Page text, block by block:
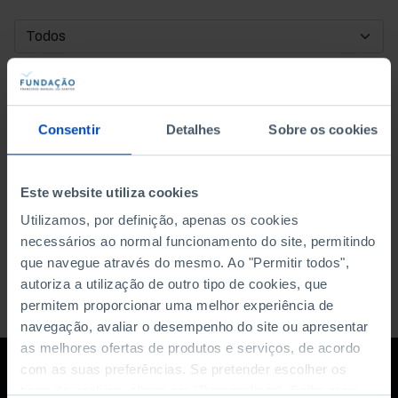
Consentir Detalhes Sobre os cookies
Este website utiliza cookies
Utilizamos, por definição, apenas os cookies
necessários ao normal funcionamento do site, permitindo
que navegue através do mesmo. Ao "Permitir todos",
autoriza a utilização de outro tipo de cookies, que
permitem proporcionar uma melhor experiência de
navegação, avaliar o desempenho do site ou apresentar
as melhores ofertas de produtos e serviços, de acordo
com as suas preferências. Se pretender escolher os
DATA DE INÍCIO
DATA DE FIM